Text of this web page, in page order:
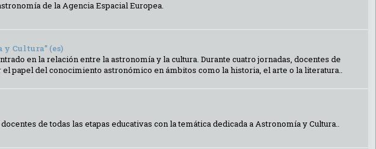
de la Agencia Espacial Europea.
y Cultura” (es)
en la relación entre la astronomía y la cultura. Durante cuatro jornadas, docentes de
papel del conocimiento astronómico en ámbitos como la historia, el arte o la literatura..
de todas las etapas educativas con la temática dedicada a Astronomía y Cultura..